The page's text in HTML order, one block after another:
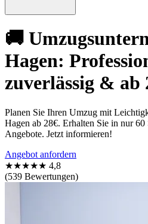
🚚
Hagen:
zuverlässig & ab
Planen Sie Ihren Umzug mit
Hagen ab 28€. Erhalten Sie in nur 60
Angebote. Jetzt informieren!
Angebot anfordern
★★★★★ 4,8
(539 Bewertungen)